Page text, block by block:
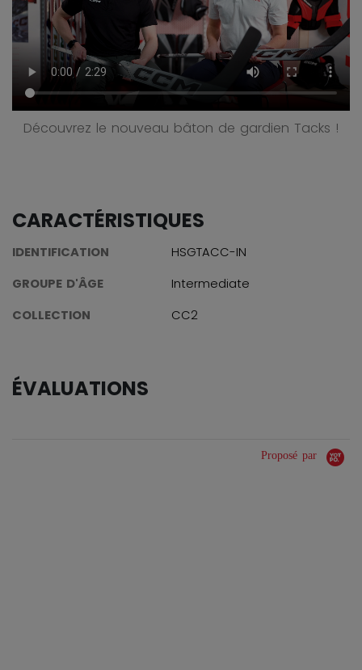
Découvrez le nouveau bâton de gardien Tacks !
CARACTÉRISTIQUES
IDENTIFICATION
HSGTACC-IN
GROUPE D'ÂGE
Intermediate
COLLECTION
CC2
ÉVALUATIONS
Proposé par